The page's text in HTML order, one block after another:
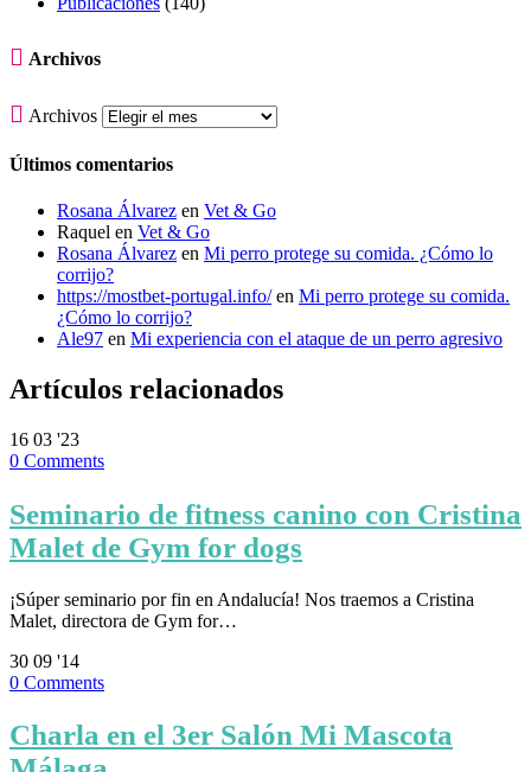
 Archivos
 Archivos
Últimos comentarios
Rosana Álvarez en Vet & Go
Raquel en Vet & Go
Rosana Álvarez en Mi perro protege su comida. ¿Cómo lo
corrijo?
https://mostbet-portugal.info/en Mi perro protege su comida.
¿Cómo lo corrijo?
Ale97 en Mi experiencia con el ataque de un perro agresivo
Artículos relacionados
16 03 '23
0 Comments
Seminario de fitness canino con Cristina
Malet de Gym for dogs
¡Súper seminario por fin en Andalucía! Nos traemos a Cristina
Malet, directora de Gym for…
30 09 '14
0 Comments
Charla en el 3er Salón Mi Mascota